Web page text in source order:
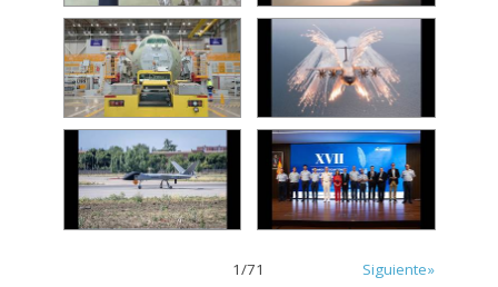
1/71
Siguiente»